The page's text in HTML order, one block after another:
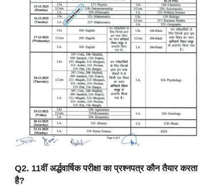
Q2. 11वीं अर्द्धवार्षिक परीक्षा का प्रश्नपत्र कौन तैयार करता
है?